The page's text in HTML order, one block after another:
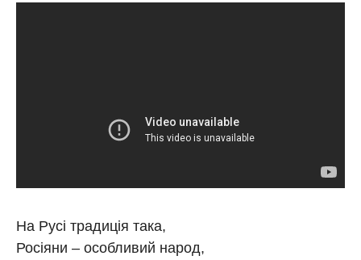
На Русі традиція така,
Росіяни – особливий народ,